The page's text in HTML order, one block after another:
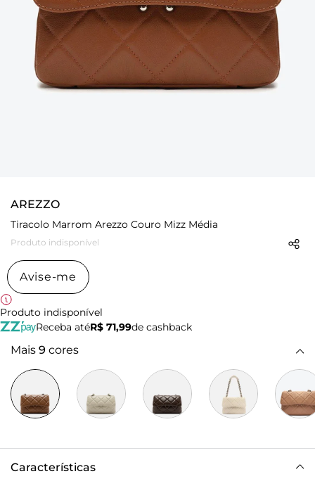
AREZZO
Tiracolo Marrom Arezzo Couro Mizz Média
Produto indisponível
Avise-me
Produto indisponível
Receba atéR$ 71,99de cashback
Mais 9 cores
Características